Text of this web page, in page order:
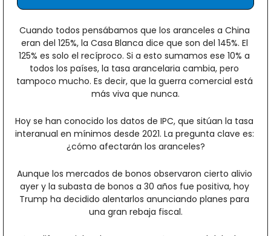
Cuando todos pensábamos que los aranceles a China
eran del 125%, la Casa Blanca dice que son del 145%. El
125% es solo el recíproco. Si a esto sumamos ese 10% a
todos los países, la tasa arancelaria cambia, pero
tampoco mucho. Es decir, que la guerra comercial está
más viva que nunca.
Hoy se han conocido los datos de IPC, que sitúan la tasa
interanual en mínimos desde 2021. La pregunta clave es:
¿cómo afectarán los aranceles?
Aunque los mercados de bonos observaron cierto alivio
ayer y la subasta de bonos a 30 años fue positiva, hoy
Trump ha decidido alentarlos anunciando planes para
una gran rebaja fiscal.